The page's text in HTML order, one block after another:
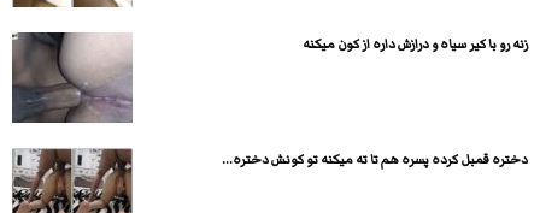
زنه رو با کیر سیاه و درازش داره از کون میکنه
دختره قمبل کرده پسره هم تا ته میکنه تو کونش دختره...